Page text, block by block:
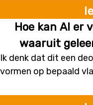
Hoe kan AI er
waaruit
Ik denk dat dit een
vormen op bepaald